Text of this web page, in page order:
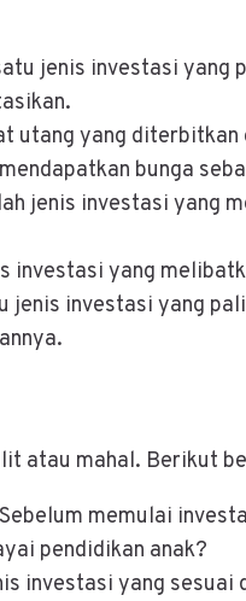
jenis investasi
utang yang
bunga
jenis investasi yang
investasi yang
jenis investasi yang
atau mahal. Berikut
memulai
pendidikan anak?
investasi yang sesuai